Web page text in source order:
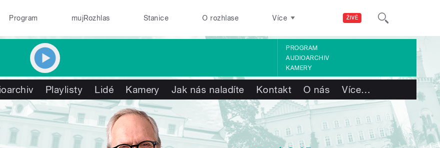
ŽIVĚ
Program mujRozhlas Stanice O rozhlase Více
PROGRAM
AUDIOARCHIV
KAMERY
Playlisty Lidé Kamery Jak nás naladíte Kontakt O nás Více…